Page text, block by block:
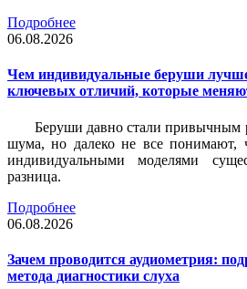
Подробнее
06.08.2026
Чем индивидуальные беруши
ключевых отличий, которые
Беруши давно стали привычным
шума, но далеко не все
индивидуальными моделями
разница.
Подробнее
06.08.2026
Зачем проводится аудиометрия:
метода диагностики слуха